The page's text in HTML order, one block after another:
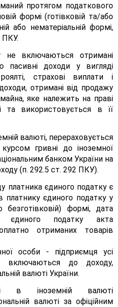
протягом податкового
формі (готівковій та/або
або нематеріальній формі,
ПКУ.
включаються отримані
доходи у вигляді
страхові виплати і
отримані від продажу
яке належить на праві
та використовується в її
валюті, перераховується
гривні до іноземної
банком України на
(п. 292.5 ст. 292 ПКУ).
платника єдиного податку є
єдиного податку у
безготівковій) формі, дата
єдиного податку акта
отриманих товарів
особи - підприємця усі
включаються до доходу,
валюті України.
в іноземній валюті
валюті за офіційним